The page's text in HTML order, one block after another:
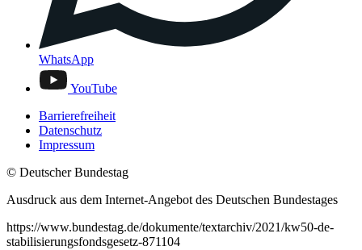
WhatsApp
YouTube
Barrierefreiheit
Datenschutz
Impressum
© Deutscher Bundestag
Ausdruck aus dem Internet-Angebot des Deutschen Bundestages
https://www.bundestag.de/dokumente/textarchiv/2021/kw50-de-
stabilisierungsfondsgesetz-871104